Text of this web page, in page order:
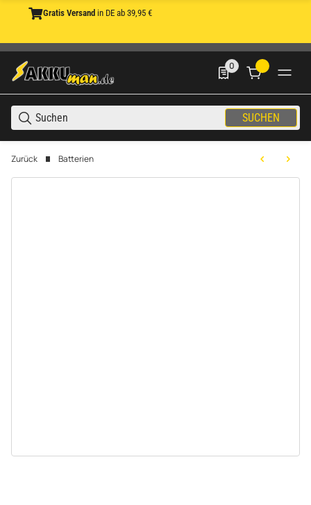
Gratis Versand in DE ab 39,95 €
SUCHEN
0
0 Produkte in der
Zurück Batterien